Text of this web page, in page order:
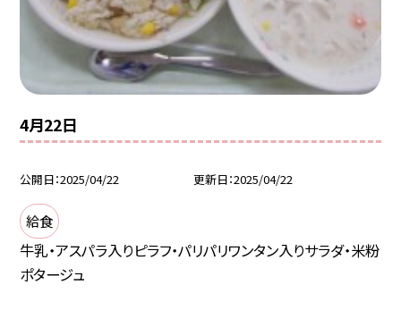
4月22日
公開日 2025/04/22 更新日 2025/04/22
給食
牛乳・アスパラ入りピラフ・パリパリワンタン入りサラダ・米粉
ポタージュ